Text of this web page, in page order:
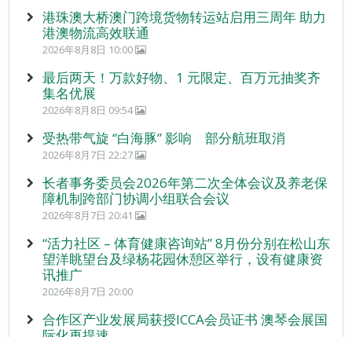
港珠澳大桥澳门跨境货物转运站启用三周年 助力
港澳物流高效联通
2026年8月8日 10:00
最后两天！万款好物、1 元限定、百万元抽奖齐
集名优展
2026年8月8日 09:54
受热带气旋 “白海豚” 影响 部分航班取消
2026年8月7日 22:27
长者事务委员会2026年第二次全体会议及养老保
障机制跨部门协调小组联合会议
2026年8月7日 20:41
“活力社区 – 体育健康咨询站” 8月份分别在松山东
望洋眺望台及绿杨花园休憩区举行，设有健康资
讯推广
2026年8月7日 20:00
合作区产业发展局获授ICCA会员证书 澳琴会展国